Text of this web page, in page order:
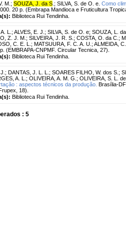
M. ; SOUZA, J. da S ; SILVA, S. de O. e. Como
20 p. (Embrapa Mandioca e Fruticultura
Biblioteca Rui Tendinha.
L. ; ALVES, E. J. ; SILVA, S. de O. e; SOUZA, L. da
Z. J. M. ; SILVEIRA, J. R. S. ; COSTA, O. da C. ;
C. E. L. ; MATSUURA, F. C. A. U. ; ALMEIDA,
(EMBRAPA-CNPMF. Circular Tecnica, 27).
Biblioteca Rui Tendinha.
; DANTAS, J. L. L. ; SOARES FILHO, W. dos S. ;
A. L. ; OLIVEIRA, A. M. G. ; OLIVEIRA, S. L. de
: aspectos técnicos da produção. Brasília-
18).
Biblioteca Rui Tendinha.
: 5